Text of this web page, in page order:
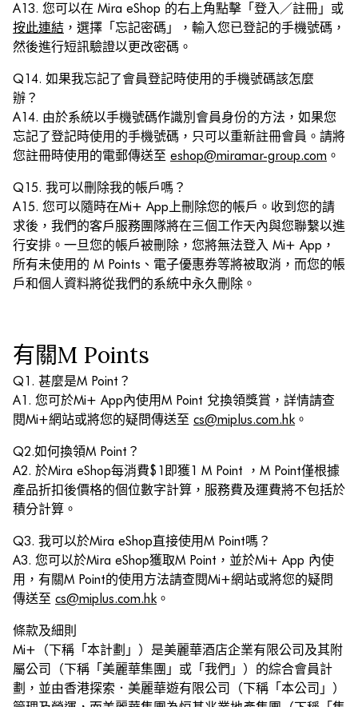
A13. 您可以在 Mira eShop 的右上角點擊「登入／註冊」或
按此連結 ，選擇「忘記密碼」，輸入您已登記的手機號碼，
然後進行短訊驗證以更改密碼。
Q14. 如果我忘記了會員登記時使用的手機號碼該怎麼
辦？
A14. 由於系統以手機號碼作識別會員身份的方法，如果您
忘記了登記時使用的手機號碼，只可以重新註冊會員。請將
您註冊時使用的電郵傳送至 eshop@miramar-group.com 。
Q15. 我可以刪除我的帳戶嗎？
A15. 您可以隨時在Mi+ App上刪除您的帳戶。收到您的請
求後，我們的客戶服務團隊將在三個工作天內與您聯繫以進
行安排。一旦您的帳戶被刪除，您將無法登入 Mi+ App，
所有未使用的 M Points、電子優惠券等將被取消，而您的帳
戶和個人資料將從我們的系統中永久刪除。
有關M Points
Q1. 甚麼是M Point？
A1. 您可於Mi+ App內使用M Point 兌換領獎賞，詳情請查
閱Mi+網站或將您的疑問傳送至 cs@miplus.com.hk。
Q2.如何換領M Point？
A2. 於Mira eShop每消費$1即獲1 M Point ，M Point僅根據
產品折扣後價格的個位數字計算，服務費及運費將不包括於
積分計算。
Q3. 我可以於Mira eShop直接使用M Point嗎？
A3. 您可以於Mira eShop獲取M Point，並於Mi+ App 內使
用，有關M Point的使用方法請查閱Mi+網站或將您的疑問
傳送至 cs@miplus.com.hk。
條款及細則
Mi+（下稱「本計劃」）是美麗華酒店企業有限公司及其附
屬公司（下稱「美麗華集團」或「我們」）的綜合會員計
劃，並由香港探索．美麗華遊有限公司（下稱「本公司」）